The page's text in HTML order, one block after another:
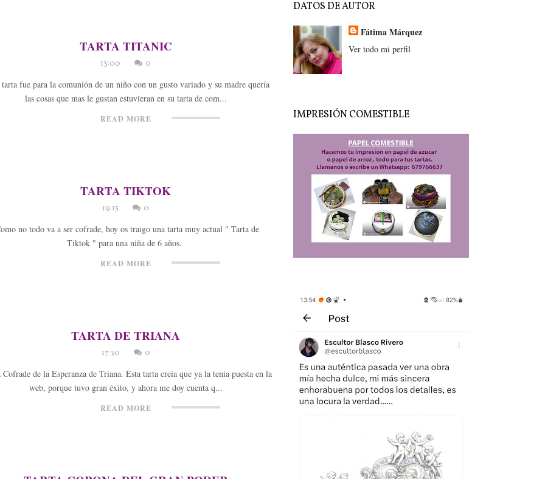
TARTA TITANIC
13:00 0
fue para la comunión de un niño con un gusto variado y su madre quería
las cosas que mas le gustan estuvieran en su tarta de com...
READ MORE
TARTA TIKTOK
19:15 0
no todo va a ser cofrade, hoy os traigo una tarta muy actual " Tarta de
Tiktok " para una niña de 6 años.
READ MORE
TARTA DE TRIANA
17:30 0
de la Esperanza de Triana. Esta tarta creía que ya la tenia puesta en la
web, porque tuvo gran éxito, y ahora me doy cuenta q...
READ MORE
DATOS DE AUTOR
Fátima Márquez
Ver todo mi perfil
IMPRESIÓN COMESTIBLE